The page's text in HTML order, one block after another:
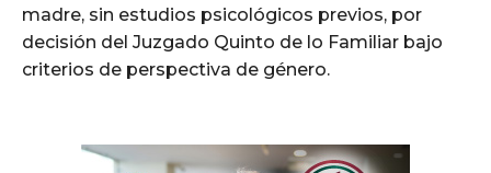
madre, sin estudios psicológicos previos, por
decisión del Juzgado Quinto de lo Familiar bajo
criterios de perspectiva de género.